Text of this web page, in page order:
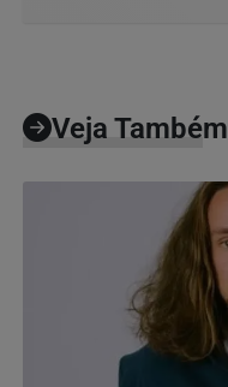
Veja Também